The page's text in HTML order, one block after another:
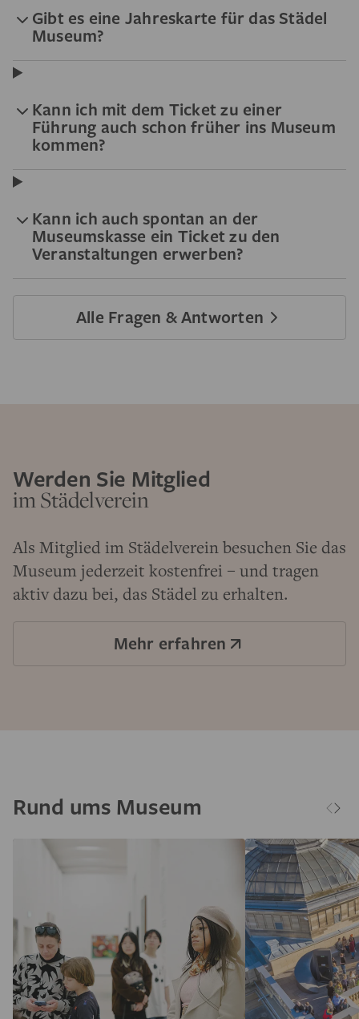
Gibt es eine Jahreskarte für das Städel
Museum?
Kann ich mit dem Ticket zu einer
Führung auch schon früher ins Museum
kommen?
Kann ich auch spontan an der
Museumskasse ein Ticket zu den
Veranstaltungen erwerben?
Alle Fragen & Antworten
Werden Sie Mitglied
im Städelverein
Als Mitglied im Städelverein besuchen Sie das
Museum jederzeit kostenfrei – und tragen
aktiv dazu bei, das Städel zu erhalten.
Mehr erfahren
Rund ums Museum